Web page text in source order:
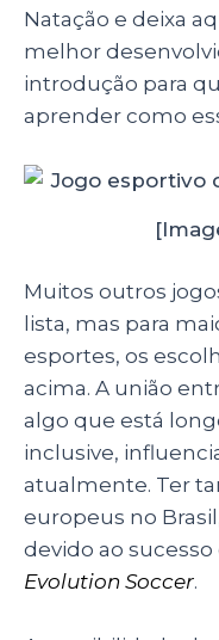
Natação e deixa
melhor
introdução para
aprender como
Muitos outros
lista, mas para
esportes, os
acima. A união
algo que está
inclusive,
atualmente. Ter
europeus no
devido ao
Evolution Soccer.